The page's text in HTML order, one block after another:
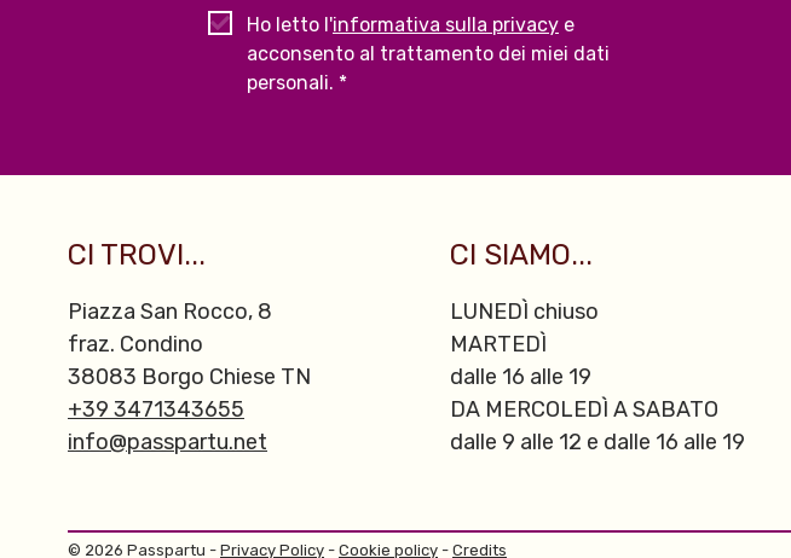
Ho letto l'informativa sulla privacy e
acconsento al trattamento dei miei dati
personali. *
CI TROVI...
Piazza San Rocco, 8
fraz. Condino
38083 Borgo Chiese TN
+39 3471343655
info@passpartu.net
CI SIAMO...
LUNEDÌ chiuso
MARTEDÌ
dalle 16 alle 19
DA MERCOLEDÌ A SABATO
dalle 9 alle 12 e dalle 16 alle 19
© 2026 Passpartu - Privacy Policy - Cookie policy - Credits